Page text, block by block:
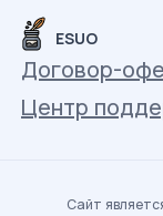
ESUO
Договор-
Центр
Сайт